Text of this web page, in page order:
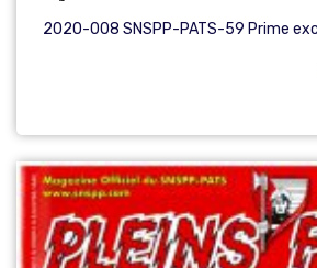
2020-008 SNSPP-PATS-59 Prime